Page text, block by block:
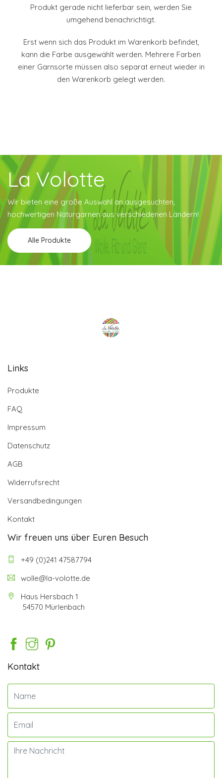
Produkt gerade nicht lieferbar sein, werden Sie
umgehend benachrichtigt.
Erst wenn sich das Produkt im Warenkorb befindet,
kann die Farbe ausgewählt werden. Mehrere Farben
einer Garnsorte müssen also separat erneut wieder in
den Warenkorb gelegt werden.
La Volotte
Wir bieten eine große Auswahl an ausgesuchten,
hochwertigen Naturgarnen aus verschiedenen Ländern!
Alle Produkte
Links
Produkte
FAQ
Impressum
Datenschutz
AGB
Widerrufsrecht
Versandbedingungen
Kontakt
Wir freuen uns über Euren Besuch
+49 (0)241 47587794
wolle@la-volotte.de
Haus Hersbach 1
54570 Mürlenbach
Kontakt